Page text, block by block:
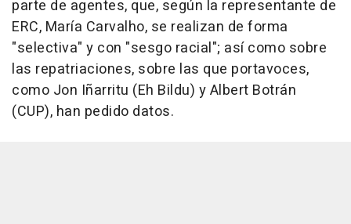
parte de agentes, que, según la representante de
ERC, María Carvalho, se realizan de forma
"selectiva" y con "sesgo racial"; así como sobre
las repatriaciones, sobre las que portavoces,
como Jon Iñarritu (Eh Bildu) y Albert Botrán
(CUP), han pedido datos.